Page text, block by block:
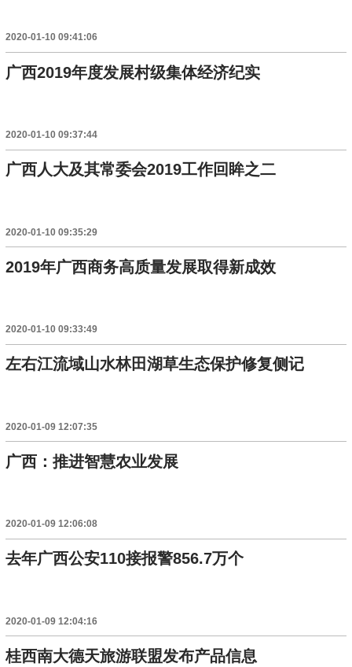
2020-01-10 09:41:06
广西2019年度发展村级集体经济纪实
2020-01-10 09:37:44
广西人大及其常委会2019工作回眸之二
2020-01-10 09:35:29
2019年广西商务高质量发展取得新成效
2020-01-10 09:33:49
左右江流域山水林田湖草生态保护修复侧记
2020-01-09 12:07:35
广西：推进智慧农业发展
2020-01-09 12:06:08
去年广西公安110接报警856.7万个
2020-01-09 12:04:16
桂西南大德天旅游联盟发布产品信息